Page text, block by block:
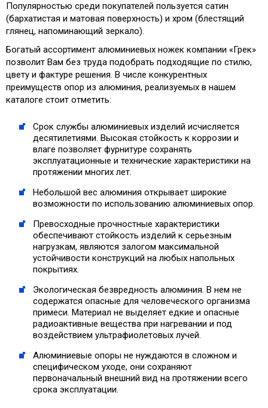
Популярностью среди покупателей пользуется сатин
(бархатистая и матовая поверхность) и хром (блестящий
глянец, напоминающий зеркало).
Богатый ассортимент алюминиевых ножек компании «Грек»
позволит Вам без труда подобрать подходящие по стилю,
цвету и фактуре решения. В числе конкурентных
преимуществ опор из алюминия, реализуемых в нашем
каталоге стоит отметить:
Срок службы алюминиевых изделий исчисляется
десятилетиями. Высокая стойкость к коррозии и
влаге позволяет фурнитуре сохранять
эксплуатационные и технические характеристики на
протяжении многих лет.
Небольшой вес алюминия открывает широкие
возможности по использованию алюминиевых опор.
Превосходные прочностные характеристики
обеспечивают стойкость изделий к серьезным
нагрузкам, являются залогом максимальной
устойчивости конструкций на любых напольных
покрытиях.
Экологическая безвредность алюминия. В нем не
содержатся опасные для человеческого организма
примеси. Материал не выделяет едкие и опасные
радиоактивные вещества при нагревании и под
воздействием ультрафиолетовых лучей.
Алюминиевые опоры не нуждаются в сложном и
специфическом уходе, они сохраняют
первоначальный внешний вид на протяжении всего
срока эксплуатации.